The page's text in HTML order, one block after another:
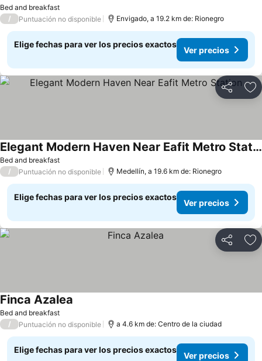
Bed and breakfast
/ Puntuación no disponible Envigado, a 19.2 km de: Rionegro
Elige fechas para ver los precios exactos
Ver precios
Compartir
Bed and breakfast
Elegant Modern Haven Near Eafit Metro Station
/ Puntuación no disponible Medellín, a 19.6 km de: Rionegro
Elige fechas para ver los precios exactos
Ver precios
Compartir
Bed and breakfast
Finca Azalea
/ Puntuación no disponible a 4.6 km de: Centro de la ciudad
Elige fechas para ver los precios exactos
Ver precios